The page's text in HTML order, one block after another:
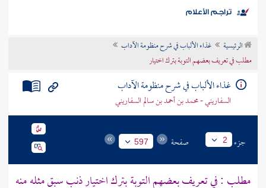
موضوعي
تراجم الأعلام
الرئيسية
غذاء الألباب في شرح منظومة الآداب
مطلب في تعريف بعضهم التوبة بترك اختيار
غذاء الألباب في شرح منظومة الآداب
السفاريني - محمد بن أحمد بن سالم السفاريني
جزء 2 صفحة 597
مطلب : في تعريف بعضهم التوبة بترك اختيار ذنب سبق مثله منه